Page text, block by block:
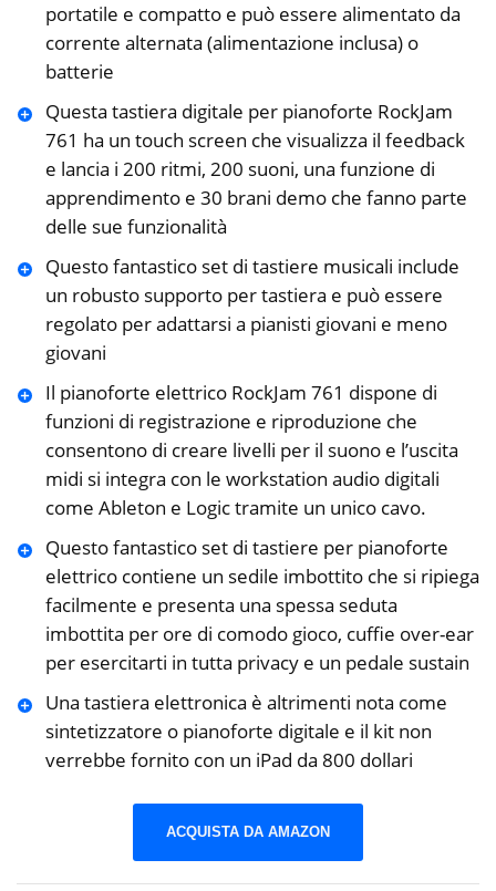
portatile e compatto e può essere alimentato da
corrente alternata (alimentazione inclusa) o
batterie
Questa tastiera digitale per pianoforte RockJam
761 ha un touch screen che visualizza il feedback
e lancia i 200 ritmi, 200 suoni, una funzione di
apprendimento e 30 brani demo che fanno parte
delle sue funzionalità
Questo fantastico set di tastiere musicali include
un robusto supporto per tastiera e può essere
regolato per adattarsi a pianisti giovani e meno
giovani
Il pianoforte elettrico RockJam 761 dispone di
funzioni di registrazione e riproduzione che
consentono di creare livelli per il suono e l’uscita
midi si integra con le workstation audio digitali
come Ableton e Logic tramite un unico cavo.
Questo fantastico set di tastiere per pianoforte
elettrico contiene un sedile imbottito che si ripiega
facilmente e presenta una spessa seduta
imbottita per ore di comodo gioco, cuffie over-ear
per esercitarti in tutta privacy e un pedale sustain
Una tastiera elettronica è altrimenti nota come
sintetizzatore o pianoforte digitale e il kit non
verrebbe fornito con un iPad da 800 dollari
ACQUISTA DA AMAZON